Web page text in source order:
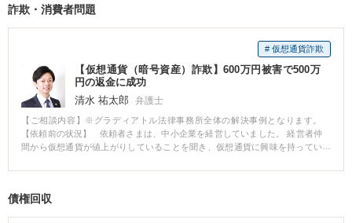
た。誕生日までに事件が解決しなければ，成人としての刑事手続を受けるこ
見通しの説明はせず，ご両親が問い合わせても，捜査状況を全く説明してく
れませんでした。一方で，取調べでは，盗品であることを知らなかったと説
明するAさんに対して，警察官から厳しい取調べがされていました。 ご依頼
を受けた後は，当方が早急に警察の担当者と連絡を取り，Aさんが間もなく成
人を迎えてしまうため，速やかに必要な捜査を行い，事件を処理するよう求
めました。 弁護士から連絡をとった1週間後には，警察は，関係者に対しての
取調べを行い，Aさんへの疑いはなくなったとして，警察限りで捜査を終了す
ることとなりました。 ■解決のポイント Aさん本人やご両親から，警察に問い
しについて全く答えてはくれませんでした。誕生日を迎えてしまえば，成人
さんやご両親は警察の遅い対応や説明がないことに大変不安を感じておられ
詐欺・消費者問題
# 仮想通貨詐欺
【仮想通貨（暗号資産）詐欺】600万円被害で500万
円の返金に成功
清水 祐太郎
弁護士
【ご相談内容】※グラディアトル法律事務所全体の解決事例となります。
【依頼前の状況】 依頼者さまは、中小企業を経営していました。 経営者仲
間から仮想通貨が値上がりしていることを聞き、仮想通貨に興味を持ってい
からリップルと交換可能」と言われ、仮想通貨（暗号資産）600万円の購入資
た。 しかし、その仮想通貨は、いっこうに上場することはなく、ついには無
債権回収